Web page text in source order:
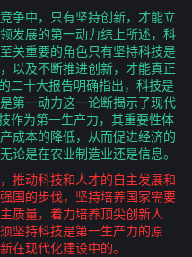
争中，只有坚持创新，才能立
发展的第一动力综上所述，科
关重要的角色只有坚持科技是
以及不断推进创新，才能真正
二十大报告明确指出，科技是
第一动力这一论断揭示了现代
作为第一生产力，其重要性体
成本的降低，从而促进经济的
论是在农业制造业还是信息。
推动科技和人才的自主发展和
国的步伐，坚持培养国家需要
质量，着力培养顶尖创新人
坚持科技是第一生产力的原
在现代化建设中的。